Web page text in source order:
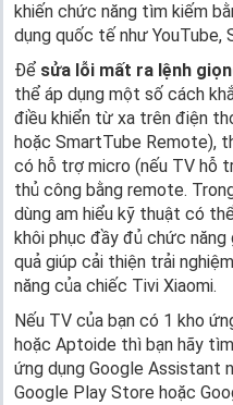
khiến chức năng tìm kiếm
dụng quốc tế như YouTube,
Để sửa lỗi mất ra lệnh
thể áp dụng một số cách
điều khiển từ xa trên điện
hoặc SmartTube Remote),
có hỗ trợ micro (nếu TV hỗ
thủ công bằng remote.
dùng am hiểu kỹ thuật có
khôi phục đầy đủ chức năng
quả giúp cải thiện trải
năng của chiếc Tivi Xiaomi.
Nếu TV của bạn có 1 kho
hoặc Aptoide thì bạn hãy
ứng dụng Google Assistant
Google Play Store hoặc